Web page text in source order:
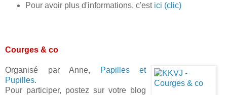
Pour avoir plus d'informations, c'est ici (clic)
Courges & co
Organisé par Anne,
Papilles et
Pupilles.
Pour participer, postez sur votre blog